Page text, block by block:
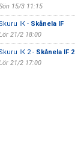
15/3 11:15
IK - Skånela IF
21/2 18:00
IK 2 - Skånela IF 2
21/2 17:00